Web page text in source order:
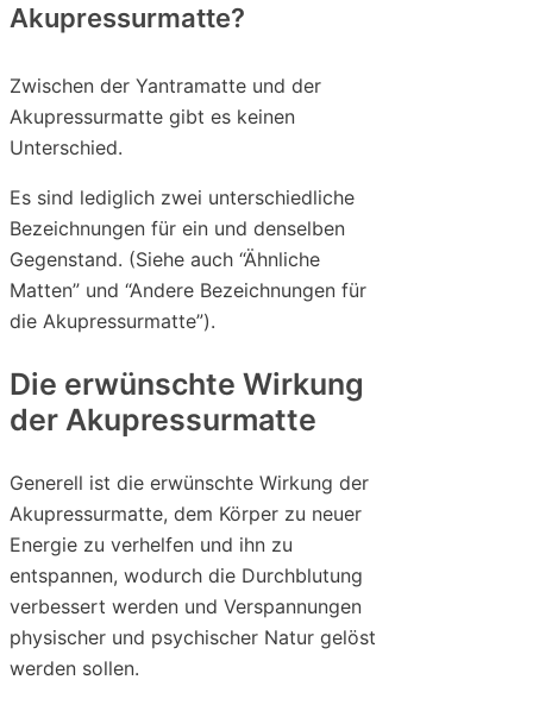
Akupressurmatte?
Zwischen der Yantramatte und der
Akupressurmatte gibt es keinen
Unterschied.
Es sind lediglich zwei unterschiedliche
Bezeichnungen für ein und denselben
Gegenstand. (Siehe auch “Ähnliche
Matten” und “Andere Bezeichnungen für
die Akupressurmatte”).
Die erwünschte Wirkung
der Akupressurmatte
Generell ist die erwünschte Wirkung der
Akupressurmatte, dem Körper zu neuer
Energie zu verhelfen und ihn zu
entspannen, wodurch die Durchblutung
verbessert werden und Verspannungen
physischer und psychischer Natur gelöst
werden sollen.